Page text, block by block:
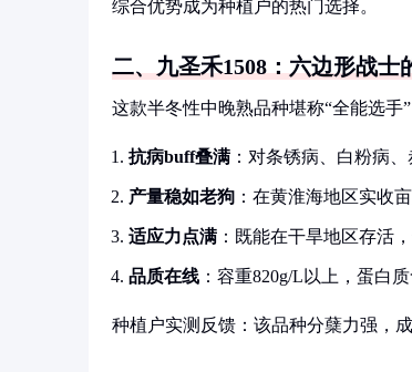
综合优势成为种植户的热门选择。
二、九圣禾1508：六边形战士
这款半冬性中晚熟品种堪称“全能选手”
抗病buff叠满 ：对条锈病、白粉病
产量稳如老狗 ：在黄淮海地区实收
适应力点满 ：既能在干旱地区存活
品质在线 ：容重820g/L以上，蛋白
种植户实测反馈：该品种分蘖力强，